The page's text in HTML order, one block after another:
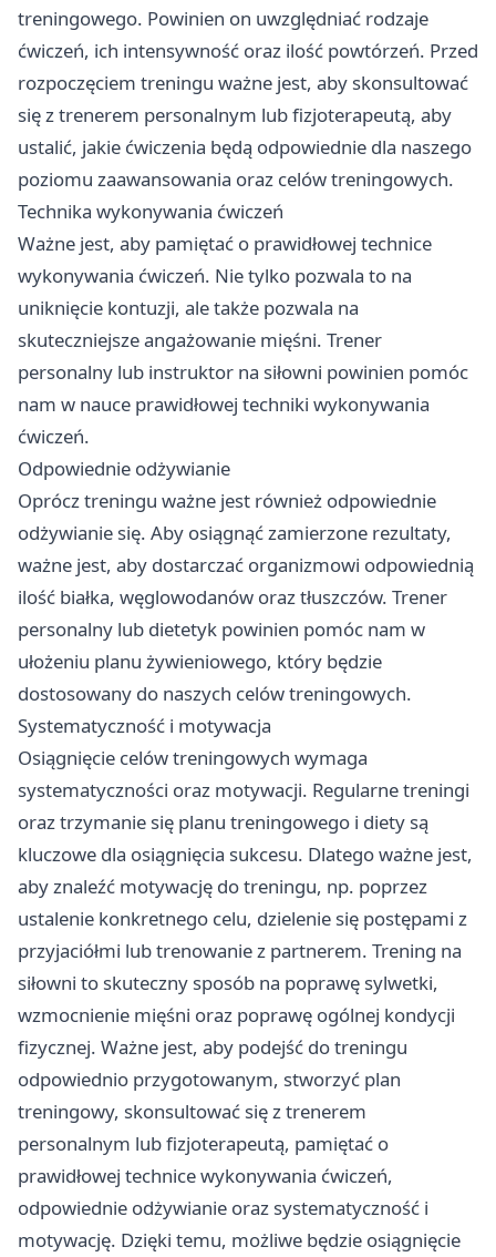
treningowego. Powinien on uwzględniać rodzaje
ćwiczeń, ich intensywność oraz ilość powtórzeń. Przed
rozpoczęciem treningu ważne jest, aby skonsultować
się z trenerem personalnym lub fizjoterapeutą, aby
ustalić, jakie ćwiczenia będą odpowiednie dla naszego
poziomu zaawansowania oraz celów treningowych.
Technika wykonywania ćwiczeń
Ważne jest, aby pamiętać o prawidłowej technice
wykonywania ćwiczeń. Nie tylko pozwala to na
uniknięcie kontuzji, ale także pozwala na
skuteczniejsze angażowanie mięśni. Trener
personalny lub instruktor na siłowni powinien pomóc
nam w nauce prawidłowej techniki wykonywania
ćwiczeń.
Odpowiednie odżywianie
Oprócz treningu ważne jest również odpowiednie
odżywianie się. Aby osiągnąć zamierzone rezultaty,
ważne jest, aby dostarczać organizmowi odpowiednią
ilość białka, węglowodanów oraz tłuszczów. Trener
personalny lub dietetyk powinien pomóc nam w
ułożeniu planu żywieniowego, który będzie
dostosowany do naszych celów treningowych.
Systematyczność i motywacja
Osiągnięcie celów treningowych wymaga
systematyczności oraz motywacji. Regularne treningi
oraz trzymanie się planu treningowego i diety są
kluczowe dla osiągnięcia sukcesu. Dlatego ważne jest,
aby znaleźć motywację do treningu, np. poprzez
ustalenie konkretnego celu, dzielenie się postępami z
przyjaciółmi lub trenowanie z partnerem. Trening na
siłowni to skuteczny sposób na poprawę sylwetki,
wzmocnienie mięśni oraz poprawę ogólnej kondycji
fizycznej. Ważne jest, aby podejść do treningu
odpowiednio przygotowanym, stworzyć plan
treningowy, skonsultować się z trenerem
personalnym lub fizjoterapeutą, pamiętać o
prawidłowej technice wykonywania ćwiczeń,
odpowiednie odżywianie oraz systematyczność i
motywację. Dzięki temu, możliwe będzie osiągnięcie